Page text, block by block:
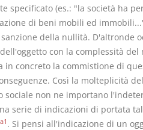
specificato (es.: "la società ha
di beni mobili ed
della nullità. D'altronde
con la complessità del
in concreto la commistione di
Così la molteplicità
sociale non ne importano
serie di indicazioni di portata
. Si pensi all'indicazione di un